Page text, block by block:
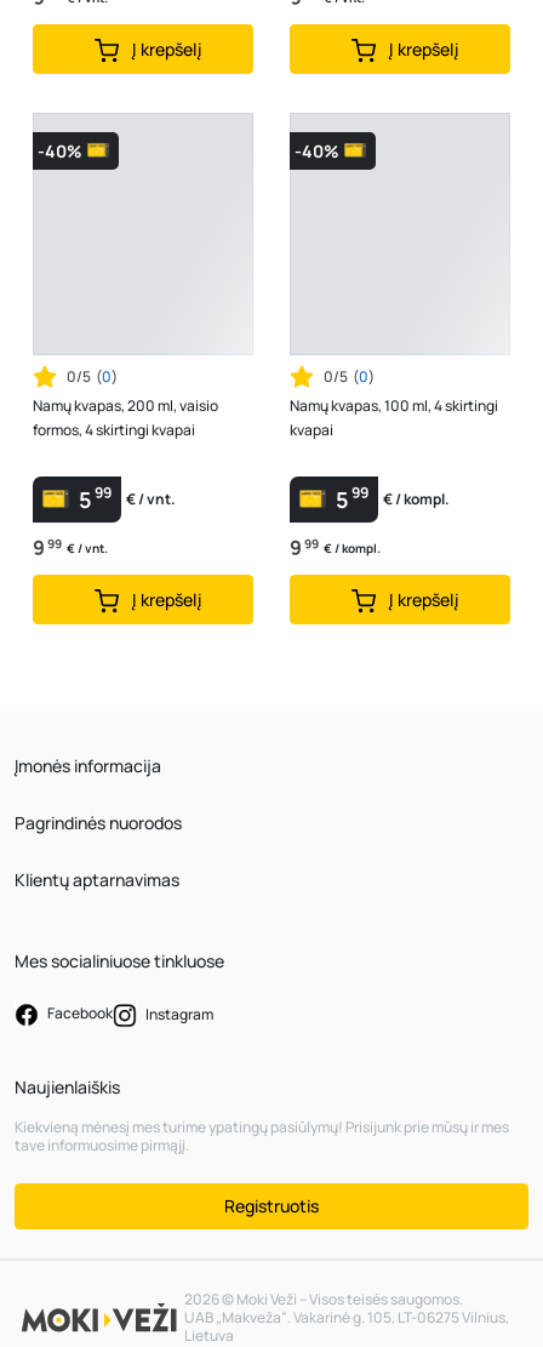
Į krepšelį Į krepšelį
-40%
0/5 (0)
Namų kvapas, 200 ml, vaisio
formos, 4 skirtingi kvapai
599 € / vnt.
9 99 € / vnt.
Į krepšelį
-40%
0/5 (0)
Namų kvapas, 100 ml, 4 skirtingi
kvapai
599 € / kompl.
9 99 € / kompl.
Į krepšelį
Įmonės informacija
Pagrindinės nuorodos
Klientų aptarnavimas
Mes socialiniuose tinkluose
Facebook Instagram
Naujienlaiškis
Kiekvieną mėnesį mes turime ypatingų pasiūlymų! Prisijunk prie mūsų ir mes
tave informuosime pirmąjį.
Registruotis
2026 © Moki Veži – Visos teisės saugomos.
UAB „Makveža“. Vakarinė g. 105, LT-06275 Vilnius,
Lietuva